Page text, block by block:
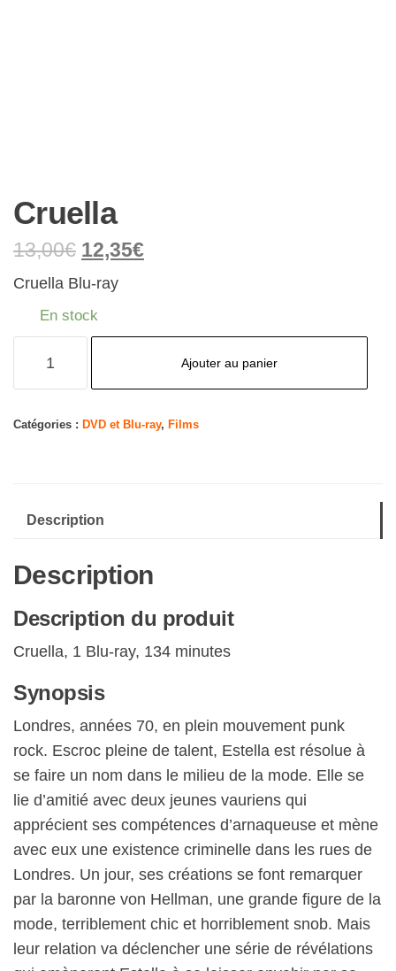
Cruella
13,00€ 12,35€
Cruella Blu-ray
En stock
Ajouter au panier
Catégories : DVD et Blu-ray, Films
Description
Description
Description du produit
Cruella, 1 Blu-ray, 134 minutes
Synopsis
Londres, années 70, en plein mouvement punk
rock. Escroc pleine de talent, Estella est résolue à
se faire un nom dans le milieu de la mode. Elle se
lie d’amitié avec deux jeunes vauriens qui
apprécient ses compétences d’arnaqueuse et mène
avec eux une existence criminelle dans les rues de
Londres. Un jour, ses créations se font remarquer
par la baronne von Hellman, une grande figure de la
mode, terriblement chic et horriblement snob. Mais
leur relation va déclencher une série de révélations